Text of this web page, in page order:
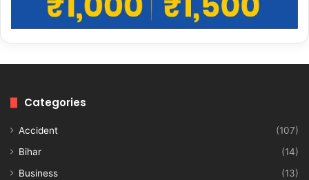
Categories
Accident
(107)
Bihar
(14)
Business
(13)